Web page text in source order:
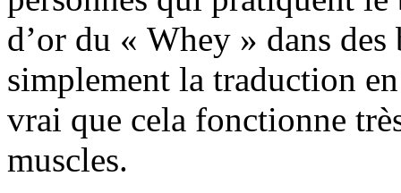
d’or du « Whey » dans
simplement la traduction
vrai que cela fonctionne
muscles.